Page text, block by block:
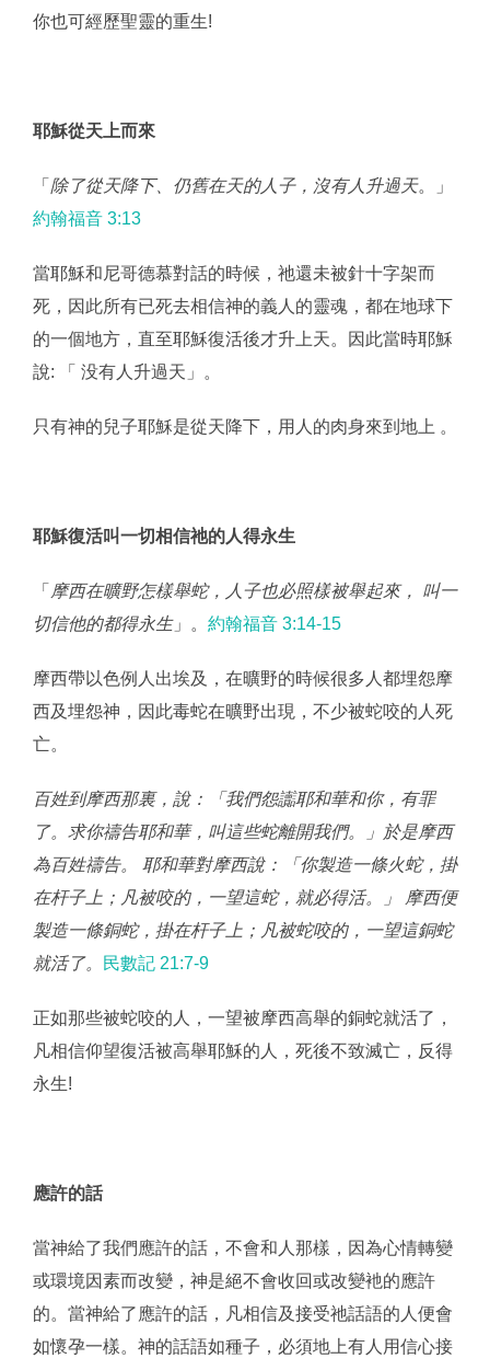
你也可經歷聖靈的重生!
耶穌從天上而來
「 除了從天降下、仍舊在天的人子，沒有人升過天。」
約翰福音 3:13
當耶穌和尼哥德慕對話的時候，祂還未被針十字架而
死，因此所有已死去相信神的義人的靈魂，都在地球下
的一個地方，直至耶穌復活後才升上天。因此當時耶穌
說: 「 没有人升過天」。
只有神的兒子耶穌是從天降下，用人的肉身來到地上 。
耶穌復活叫一切相信祂的人得永生
「 摩西在曠野怎樣舉蛇，人子也必照樣被舉起來， 叫一
切信他的都得永生」。 約翰福音 3:14‭-‬15
摩西帶以色例人出埃及，在曠野的時候很多人都埋怨摩
西及埋怨神，因此毒蛇在曠野出現，不少被蛇咬的人死
亡。
百姓到摩西那裏，說：「我們怨讟耶和華和你，有罪
了。求你禱告耶和華，叫這些蛇離開我們。」於是摩西
為百姓禱告。 耶和華對摩西說：「你製造一條火蛇，掛
在杆子上；凡被咬的，一望這蛇，就必得活。」 摩西便
製造一條銅蛇，掛在杆子上；凡被蛇咬的，一望這銅蛇
就活了。
民數記 21:7‭-‬9
正如那些被蛇咬的人，一望被摩西高舉的銅蛇就活了，
凡相信仰望復活被高舉耶穌的人，死後不致滅亡，反得
永生!
應許的話
當神給了我們應許的話，不會和人那樣，因為心情轉變
或環境因素而改變，神是絕不會收回或改變衪的應許
的。當神給了應許的話，凡相信及接受祂話語的人便會
如懷孕一樣。神的話語如種子，必須地上有人用信心接